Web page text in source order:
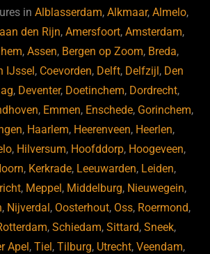
inAlblasserdam,Alkmaar,Almelo,
den Rijn,Amersfoort,Amsterdam,
,Assen, Bergen op Zoom, Breda,
IJssel , Coevorden, Delft, Delfzijl , Den
, Deventer, Doetinchem, Dordrecht,
, Emmen, Enschede, Gorinchem,
, Haarlem, Heerenveen, Heerlen,
, Hilversum, Hoofddorp, Hoogeveen,
, Kerkrade, Leeuwarden, Leiden,
, Meppel , Middelburg, Nieuwegein,
, Nijverdal , Oosterhout, Oss, Roermond,
, Schiedam, Sittard, Sneek,
Apel ,Tiel ,Tilburg, Utrecht,Veendam,